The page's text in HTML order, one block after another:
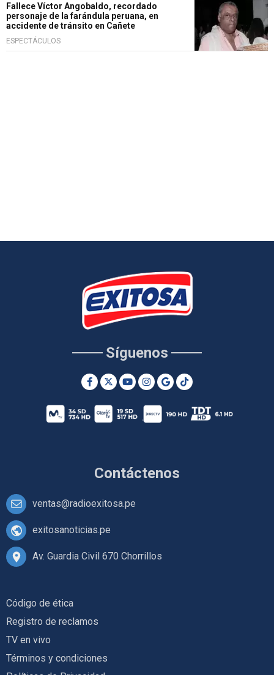
Fallece Víctor Angobaldo, recordado
personaje de la farándula peruana, en
accidente de tránsito en Cañete
ESPECTÁCULOS
Contáctenos
ventas@radioexitosa.pe
exitosanoticias.pe
Av. Guardia Civil 670 Chorrillos
Síguenos
Código de ética
Registro de reclamos
TV en vivo
Términos y condiciones